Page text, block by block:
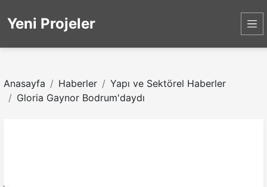
Yeni Projeler
Anasayfa Haberler
Yapı ve Sektörel Haberler
Gloria Gaynor Bodrum'daydı